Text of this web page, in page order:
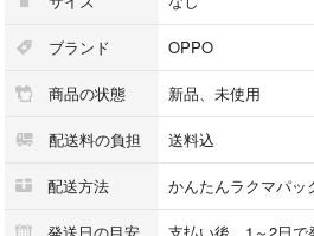
紫の花
パンダ
クマちゃん
黒格熊
※商品のお色は撮影環境や設定により発色
ブランド OPPO
商品の状態 新品、未使用
配送料の負担 送料込
配送方法 かんたんラクマパッ